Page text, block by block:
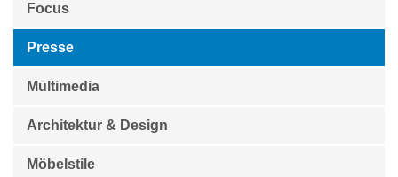
Focus
Presse
Multimedia
Architektur & Design
Möbelstile